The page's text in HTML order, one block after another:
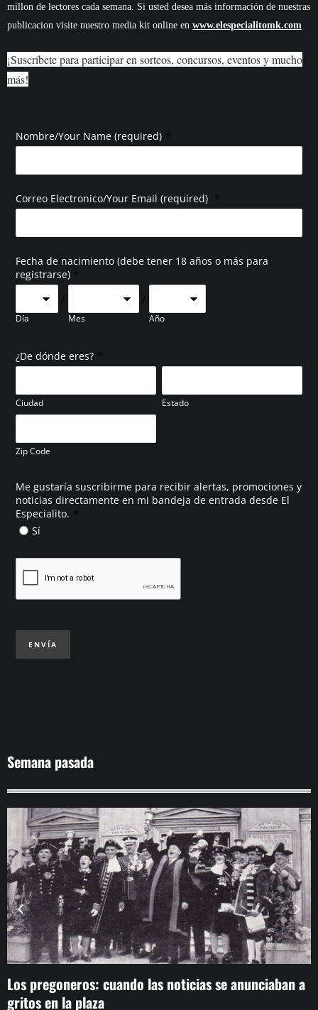
millon de lectores cada semana. Si usted desea más información de nuestras
publicacion visite nuestro media kit online en www.elespecialitomk.com
¡Suscríbete para participar en sorteos, concursos, eventos y mucho
más!
Nombre/Your Name (required) *
Correo Electronico/Your Email (required) *
Fecha de nacimiento (debe tener 18 años o más para
registrarse) *
Día
/
Mes
/
Año
¿De dónde eres? *
Ciudad Estado
Zip Code
Me gustaría suscribirme para recibir alertas, promociones y
noticias directamente en mi bandeja de entrada desde El
Especialito. *
Sí
ENVÍA
Semana pasada
Los pregoneros: cuando las noticias se anunciaban a
gritos en la plaza